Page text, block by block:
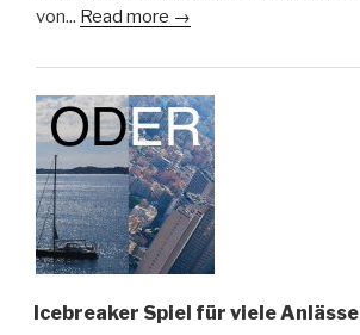
von... Read more →
Icebreaker Spiel für viele Anlässe